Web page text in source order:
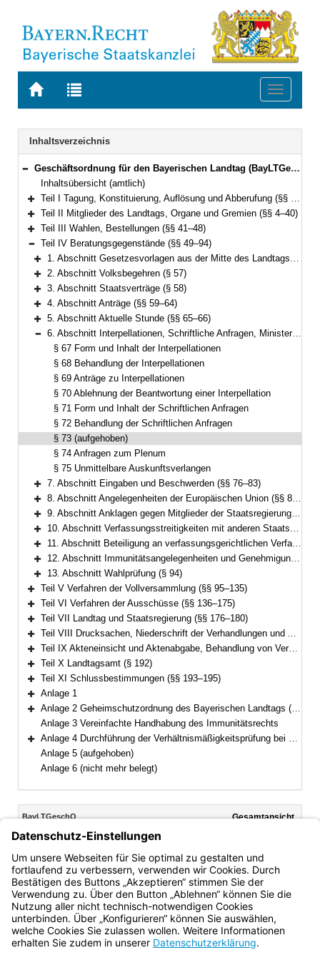
Zur
BAYERN.RECHT
Zur
letzten
Suche
Toggle
Navigation
Inhaltsverzeichnis
Bereich reduzieren
Geschäftsordnung für den Bayerischen Landtag (BayLTGeschO) in der Fassung der Bekanntmachung vom 14. August 2009 (GVBl. S. 420) BayRS 1100-3-I (§§ 1–195)
Inhaltsübersicht (amtlich)
Bereich erweitern
Teil I Tagung, Konstituierung, Auflösung und Abberufung (§§ 1–3)
Bereich erweitern
Teil II Mitglieder des Landtags, Organe und Gremien (§§ 4–40)
Bereich erweitern
Teil III Wahlen, Bestellungen (§§ 41–48)
Bereich reduzieren
Teil IV Beratungsgegenstände (§§ 49–94)
Bereich erweitern
1. Abschnitt Gesetzesvorlagen aus der Mitte des Landtags und der Staatsregierung (§§ 49–56)
Bereich erweitern
2. Abschnitt Volksbegehren (§ 57)
Bereich erweitern
3. Abschnitt Staatsverträge (§ 58)
Bereich erweitern
4. Abschnitt Anträge (§§ 59–64)
Bereich erweitern
5. Abschnitt Aktuelle Stunde (§§ 65–66)
Bereich reduzieren
6. Abschnitt Interpellationen, Schriftliche Anfragen, Ministerin- oder Ministerbefragung, Anfragen zum Plenum sowie Unmittelbare Auskunftsverlangen (§§ 67–75)
§ 67 Form und Inhalt der Interpellationen
§ 68 Behandlung der Interpellationen
§ 69 Anträge zu Interpellationen
§ 70 Ablehnung der Beantwortung einer Interpellation
§ 71 Form und Inhalt der Schriftlichen Anfragen
§ 72 Behandlung der Schriftlichen Anfragen
§ 73 (aufgehoben)
§ 74 Anfragen zum Plenum
§ 75 Unmittelbare Auskunftsverlangen
Bereich erweitern
7. Abschnitt Eingaben und Beschwerden (§§ 76–83)
Bereich erweitern
8. Abschnitt Angelegenheiten der Europäischen Union (§§ 83a–83d)
Bereich erweitern
9. Abschnitt Anklagen gegen Mitglieder der Staatsregierung oder des Landtags (§§ 84–86)
Bereich erweitern
10. Abschnitt Verfassungsstreitigkeiten mit anderen Staatsorganen, abstrakte Normenkontrolle (Art. 93 Abs. 1 Nr. 2a GG) und Kompetenzfreigabeverfahren (Art. 93 Abs. 2 GG) (§§ 87–89)
Bereich erweitern
11. Abschnitt Beteiligung an verfassungsgerichtlichen Verfahren (§§ 90–91)
Bereich erweitern
12. Abschnitt Immunitätsangelegenheiten und Genehmigung zur Zeugenvernehnung (§§ 92–93a)
Bereich erweitern
13. Abschnitt Wahlprüfung (§ 94)
Bereich erweitern
Teil V Verfahren der Vollversammlung (§§ 95–135)
Bereich erweitern
Teil VI Verfahren der Ausschüsse (§§ 136–175)
Bereich erweitern
Teil VII Landtag und Staatsregierung (§§ 176–180)
Bereich erweitern
Teil VIII Drucksachen, Niederschrift der Verhandlungen und Ausfertigung der Beschlüsse (§§ 181–187)
Bereich erweitern
Teil IX Akteneinsicht und Aktenabgabe, Behandlung von Verschlusssachen (§§ 188–191)
Bereich erweitern
Teil X Landtagsamt (§ 192)
Bereich erweitern
Teil XI Schlussbestimmungen (§§ 193–195)
Bereich erweitern
Anlage 1
Bereich erweitern
Anlage 2 Geheimschutzordnung des Bayerischen Landtags (GeheimSchO)
Anlage 3 Vereinfachte Handhabung des Immunitätsrechts
Bereich erweitern
Anlage 4 Durchführung der Verhältnismäßigkeitsprüfung bei berufsreglementierenden Regelungen im Anwendungsbereich der Richtlinie 2005/36/EG
Anlage 5 (aufgehoben)
Anlage 6 (nicht mehr belegt)
Inhalt
BayLTGeschO
Fassung: 14.08.2009
Gesamtansicht
§ 73 (aufgehoben)
Bayern.de
BayernPortal